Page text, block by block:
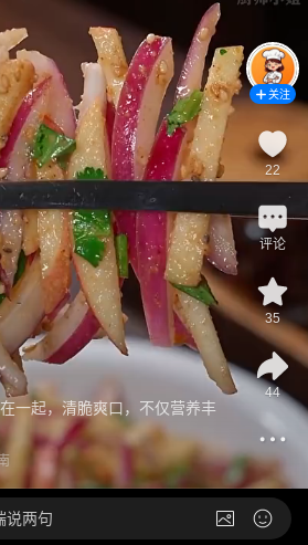
一起，清脆爽口，不仅营养丰
关注
22
评论
35
44
说两句